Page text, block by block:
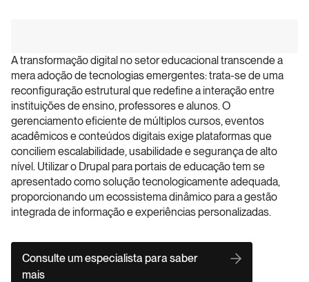
A transformação digital no setor educacional transcende a
mera adoção de tecnologias emergentes: trata-se de uma
reconfiguração estrutural que redefine a interação entre
instituições de ensino, professores e alunos. O
gerenciamento eficiente de múltiplos cursos, eventos
acadêmicos e conteúdos digitais exige plataformas que
conciliem escalabilidade, usabilidade e segurança de alto
nível. Utilizar o Drupal para portais de educação tem se
apresentado como solução tecnologicamente adequada,
proporcionando um ecossistema dinâmico para a gestão
integrada de informação e experiências personalizadas.
Consulte um especialista para saber
mais